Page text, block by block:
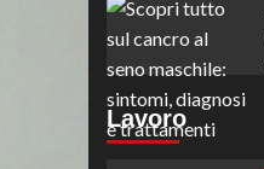
Lavoro